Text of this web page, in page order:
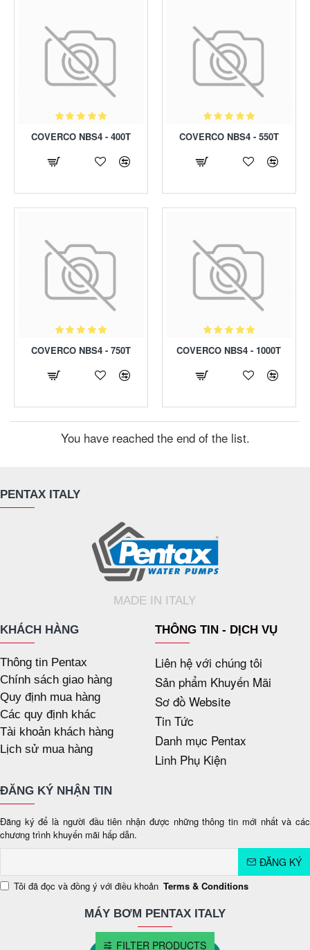
COVERCO NBS4 - 400T COVERCO NBS4 - 550T
COVERCO NBS4 - 750T COVERCO NBS4 - 1000T
You have reached the end of the list.
PENTAX ITALY
MADE IN ITALY
KHÁCH HÀNG
Thông tin Pentax
Chính sách giao hàng
Quy định mua hàng
Các quy định khác
Tài khoản khách hàng
Lịch sử mua hàng
THÔNG TIN - DỊCH VỤ
Liên hệ với chúng tôi
Sản phẩm Khuyến Mãi
Sơ đồ Website
Tin Tức
Danh mục Pentax
Linh Phụ Kiện
ĐĂNG KÝ NHẬN TIN
Đăng ký để là người đầu tiên nhận được những thông tin mới nhất và các
chương trình khuyến mãi hấp dẫn.
ĐĂNG KÝ
Tôi đã đọc và đồng ý với điều khoản Terms & Conditions
MÁY BƠM PENTAX ITALY
FILTER PRODUCTS